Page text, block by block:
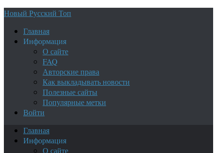
Новый Русский Топ
Главная
Информация
О сайте
FAQ
Авторские права
Как выкладывать новости
Полезные сайты
Популярные метки
Войти
Главная
Информация
О сайте